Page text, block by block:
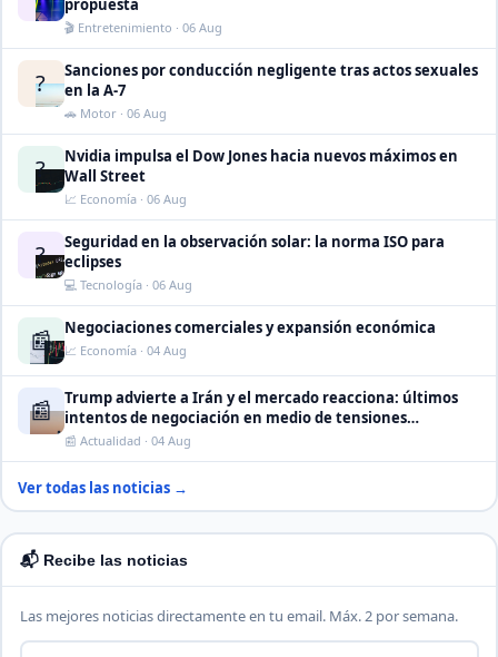
🎬 Entretenimiento · 06 Aug
?
Sanciones por conducción negligente tras actos sexuales
en la A-7
🚗 Motor · 06 Aug
?
Nvidia impulsa el Dow Jones hacia nuevos máximos en
Wall Street
📈 Economía · 06 Aug
?
Seguridad en la observación solar: la norma ISO para
eclipses
💻 Tecnología · 06 Aug
📰 Negociaciones comerciales y expansión económica
📈 Economía · 04 Aug
📰
Trump advierte a Irán y el mercado reacciona: últimos
intentos de negociación en medio de tensiones
internacionales
📰 Actualidad · 04 Aug
Ver todas las noticias →
📬 Recibe las noticias
Las mejores noticias directamente en tu email. Máx. 2 por semana.